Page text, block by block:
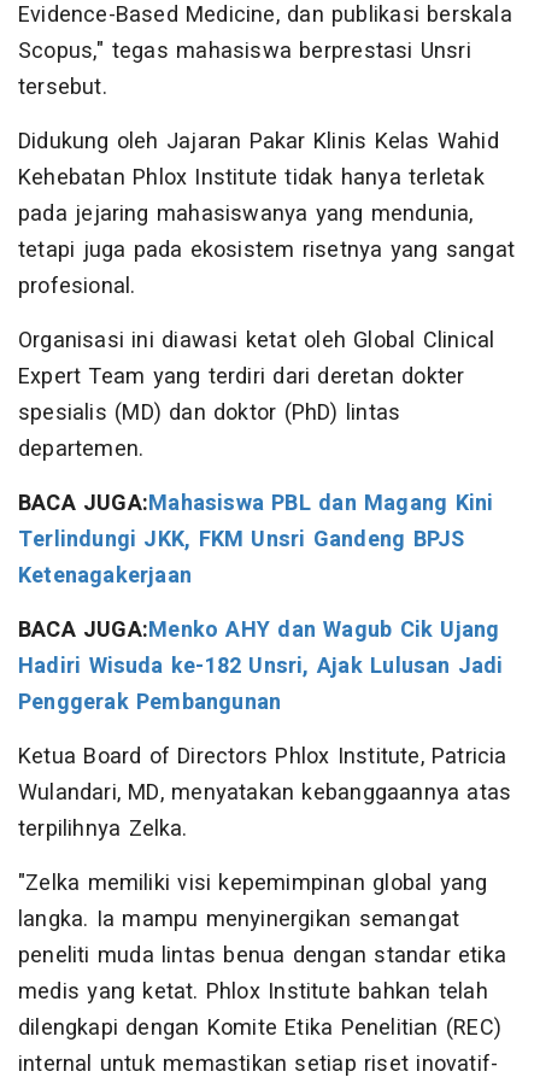
Evidence-Based Medicine, dan publikasi berskala
Scopus," tegas mahasiswa berprestasi Unsri
tersebut.
Didukung oleh Jajaran Pakar Klinis Kelas Wahid
Kehebatan Phlox Institute tidak hanya terletak
pada jejaring mahasiswanya yang mendunia,
tetapi juga pada ekosistem risetnya yang sangat
profesional.
Organisasi ini diawasi ketat oleh Global Clinical
Expert Team yang terdiri dari deretan dokter
spesialis (MD) dan doktor (PhD) lintas
departemen.
BACA JUGA:Mahasiswa PBL dan Magang Kini
Terlindungi JKK, FKM Unsri Gandeng BPJS
Ketenagakerjaan
BACA JUGA:Menko AHY dan Wagub Cik Ujang
Hadiri Wisuda ke-182 Unsri, Ajak Lulusan Jadi
Penggerak Pembangunan
Ketua Board of Directors Phlox Institute, Patricia
Wulandari, MD, menyatakan kebanggaannya atas
terpilihnya Zelka.
"Zelka memiliki visi kepemimpinan global yang
langka. Ia mampu menyinergikan semangat
peneliti muda lintas benua dengan standar etika
medis yang ketat. Phlox Institute bahkan telah
dilengkapi dengan Komite Etika Penelitian (REC)
internal untuk memastikan setiap riset inovatif-